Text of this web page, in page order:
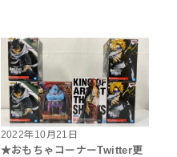
2022年10月21日
★おもちゃコーナーTwitter更